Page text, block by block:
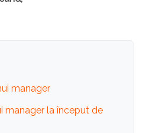
manager
manager la început de